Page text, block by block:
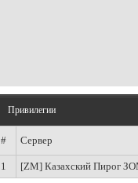
Привилегии
# Сервер
1 [ZM] Казахский Пирог